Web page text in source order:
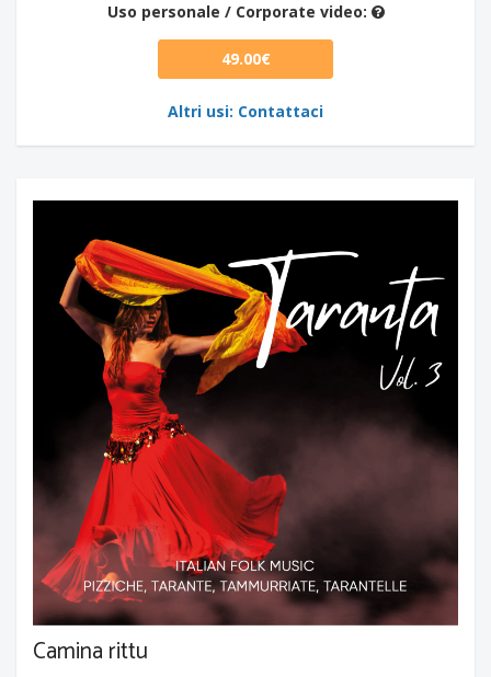
Uso personale / Corporate video:
49.00€
Altri usi: Contattaci
Camina rittu